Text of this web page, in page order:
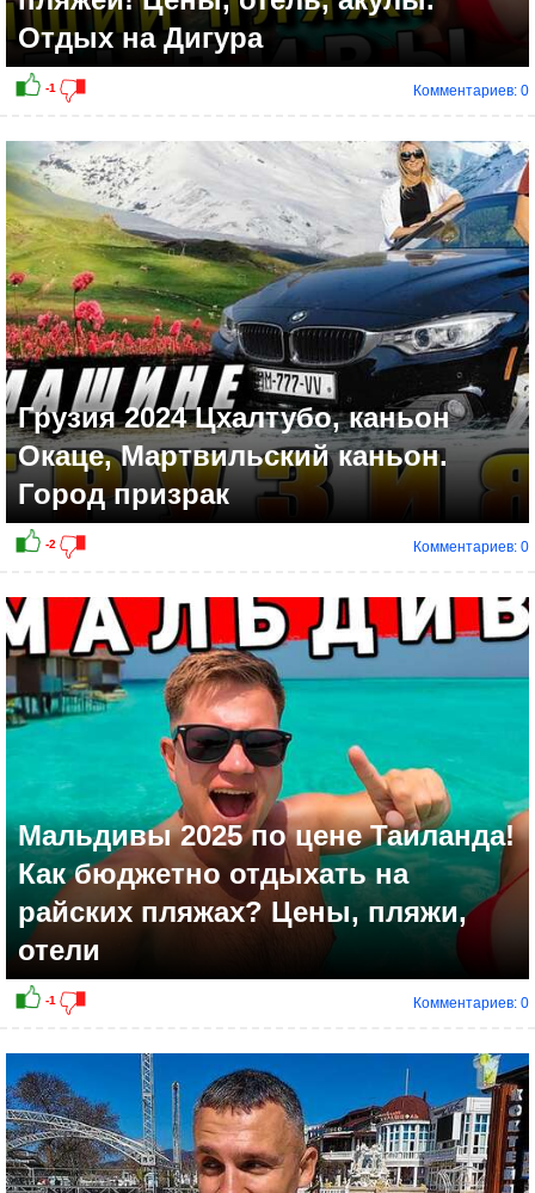
-2
Отдых на Дигура
Комментариев: 0
Грузия 2024 Цхалтубо, каньон
Окаце, Мартвильский каньон.
Город призрак
Комментариев: 0
Мальдивы 2025 по цене Таиланда!
Как бюджетно отдыхать на
райских пляжах? Цены, пляжи,
отели
Комментариев: 0